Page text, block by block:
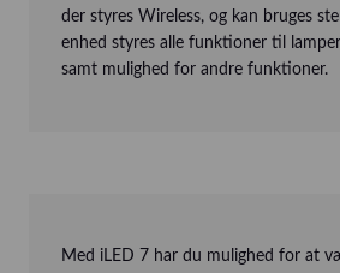
der styres Wireless, og kan bruges
enhed styres alle funktioner til
samt mulighed for andre funktioner.
Med iLED 7 har du mulighed for at